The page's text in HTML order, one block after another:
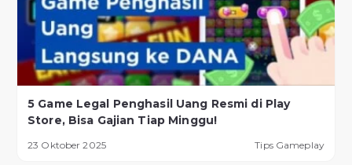
5 Game Legal Penghasil Uang Resmi di Play
Store, Bisa Gajian Tiap Minggu!
23 Oktober 2025 Tips Gameplay